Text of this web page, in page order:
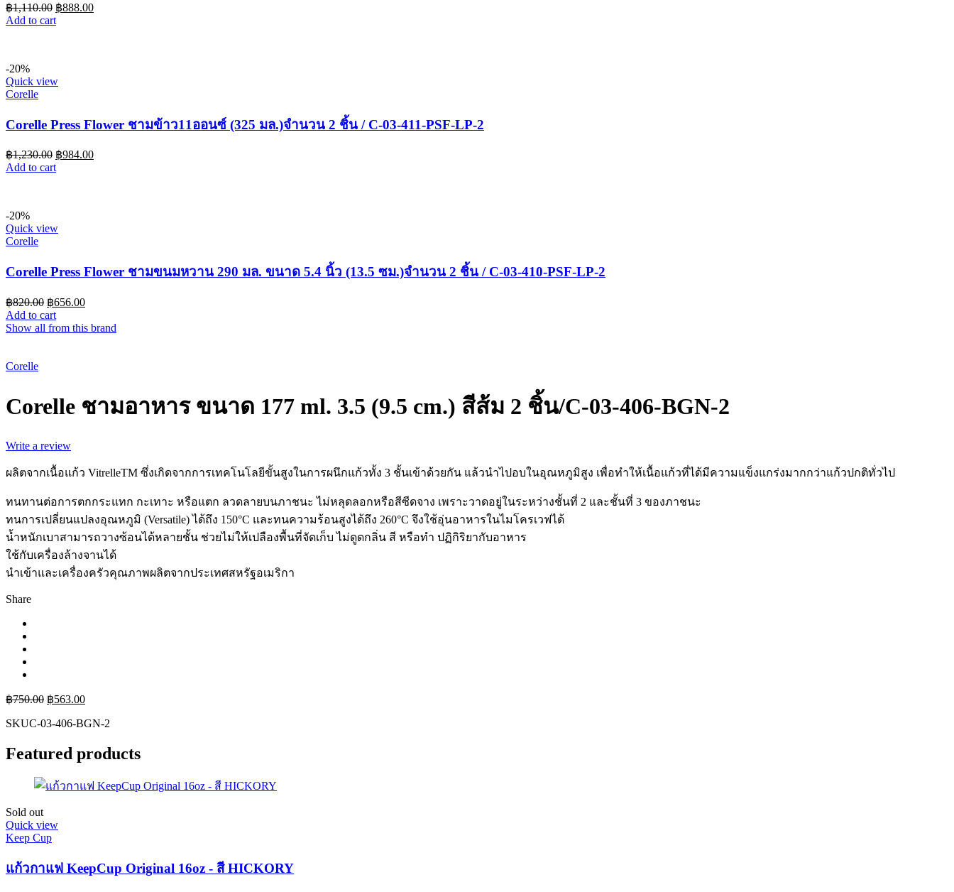
฿1,110.00 ฿888.00
Add to cart
-20%
Quick view
Corelle
Corelle Press Flower ชามข้าว11ออนซ์ (325 มล.)จำนวน 2 ชิ้น / C-03-411-PSF-LP-2
฿1,230.00 ฿984.00
Add to cart
-20%
Quick view
Corelle
Corelle Press Flower ชามขนมหวาน 290 มล. ขนาด 5.4 นิ้ว (13.5 ซม.)จำนวน 2 ชิ้น / C-03-410-PSF-LP-2
฿820.00 ฿656.00
Add to cart
Show all from this brand
Corelle
Corelle ชามอาหาร ขนาด 177 ml. 3.5 (9.5 cm.) สีส้ม 2 ชิ้น/C-03-406-BGN-2
Write a review
ผลิตจากเนื้อแก้ว VitrelleTM ซึ่งเกิดจากการเทคโนโลยีขั้นสูงในการผนึกแก้วทั้ง 3 ชั้นเข้าด้วยกัน แล้วนำไปอบในอุณหภูมิสูง เพื่อทำให้เนื้อแก้วที่ได้มีความแข็งแกร่งมากกว่าแก้วปกติทั่วไป
ทนทานต่อการตกกระแทก กะเทาะ หรือแตก ลวดลายบนภาชนะ ไม่หลุดลอกหรือสีซีดจาง เพราะวาดอยู่ในระหว่างชั้นที่ 2 และชั้นที่ 3 ของภาชนะ
ทนการเปลี่ยนแปลงอุณหภูมิ (Versatile) ได้ถึง 150°C และทนความร้อนสูงได้ถึง 260°C จึงใช้อุ่นอาหารในไมโครเวฟได้
น้ำหนักเบาสามารถวางซ้อนได้หลายชั้น ช่วยไม่ให้เปลืองพื้นที่จัดเก็บ ไม่ดูดกลิ่น สี หรือทำ ปฏิกิริยากับอาหาร
ใช้กับเครื่องล้างจานได้
นำเข้าและเครื่องครัวคุณภาพผลิตจากประเทศสหรัฐอเมริกา
Share
฿750.00 ฿563.00
SKUC-03-406-BGN-2
Featured products
Sold out
Quick view
Keep Cup
แก้วกาแฟ KeepCup Original 16oz - สี HICKORY